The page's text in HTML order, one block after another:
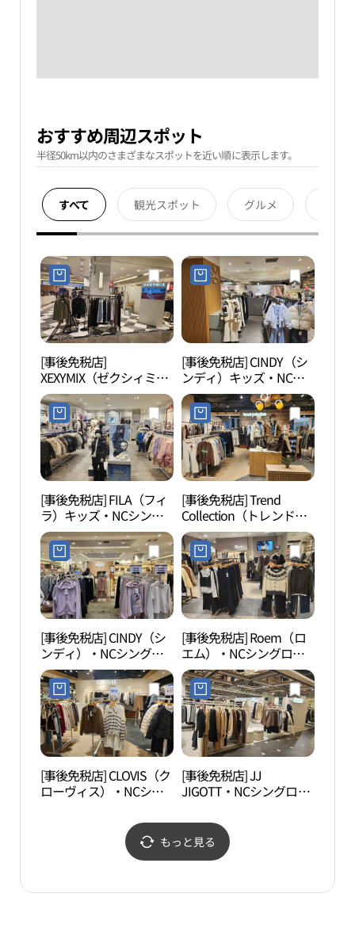
おすすめ周辺スポット
半径50km以内のさまざまなスポットを近い順に表示します。
すべて 観光スポット グルメ
[事後免税店]
XEXYMIX（ゼクシィミッ
クス）・NCシングロ
（新九老）店(젝시믹스
NC 신구로점)
[事後免税店] CINDY（シ
ンディ）キッズ・NCシ
ングロ（新九老）店(신
디키즈 NC 신구로점)
[事後免税店] FILA（フィ
ラ）キッズ・NCシング
ロ（新九老）店(휠라키
즈 NC 신구로점)
[事後免税店] Trend
Collection（トレンドコ
レクション）・NCシン
グロ（新九老）店(트렌
드컬렉션 NC 신구로점)
[事後免税店] CINDY（シ
ンディ）・NCシングロ
（新九老）店(신디 NC 신
구로점)
[事後免税店] Roem（ロ
エム）・NCシングロ
（新九老）店(로엠 NC 신
구로점)
[事後免税店] CLOVIS（ク
ローヴィス）・NCシン
비스 NC 신구로점)
[事後免税店] JJ
JIGOTT・NCシングロ
NC 신구로점)
もっと見る